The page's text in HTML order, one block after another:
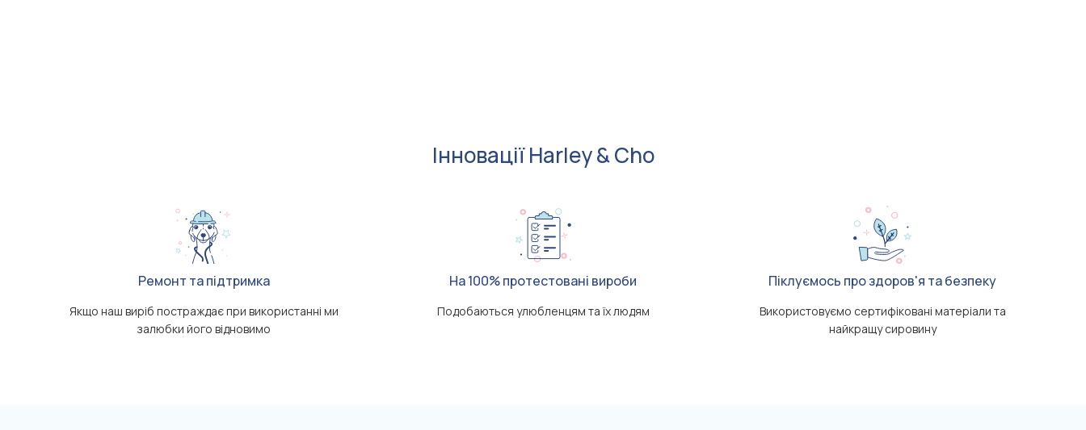
Інновації Harley & Cho
Ремонт та підтримка
Якщо наш виріб постраждає при використанні ми
залюбки його відновимо
На 100% протестовані вироби
Подобаються улюбленцям та їх людям
Піклуємось про здоров'я та безпеку
Використовуємо сертифіковані матеріали та
найкращу сировину